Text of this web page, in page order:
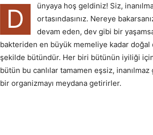
D
ünyaya hoş geldiniz! Siz,
ortasındasınız. Nereye
devam eden, dev gibi bir
bakteriden en büyük memeliye kadar doğal
şekilde bütündür. Her biri bütünün iyiliği
bütün bu canlılar tamamen eşsiz,
bir organizmayı meydana getirirler.